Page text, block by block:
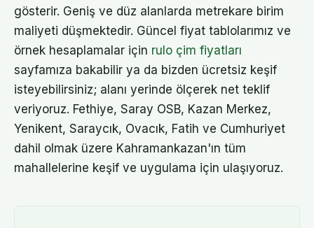
gösterir. Geniş ve düz alanlarda metrekare birim
maliyeti düşmektedir. Güncel fiyat tablolarımız ve
örnek hesaplamalar için rulo çim fiyatları
sayfamıza bakabilir ya da bizden ücretsiz keşif
isteyebilirsiniz; alanı yerinde ölçerek net teklif
veriyoruz. Fethiye, Saray OSB, Kazan Merkez,
Yenikent, Saraycık, Ovacık, Fatih ve Cumhuriyet
dahil olmak üzere Kahramankazan'ın tüm
mahallelerine keşif ve uygulama için ulaşıyoruz.